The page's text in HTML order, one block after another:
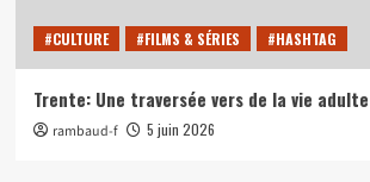
#CULTURE #FILMS & SÉRIES #HASHTAG
Trente: Une traversée vers de la vie adulte
rambaud-f 5 juin 2026